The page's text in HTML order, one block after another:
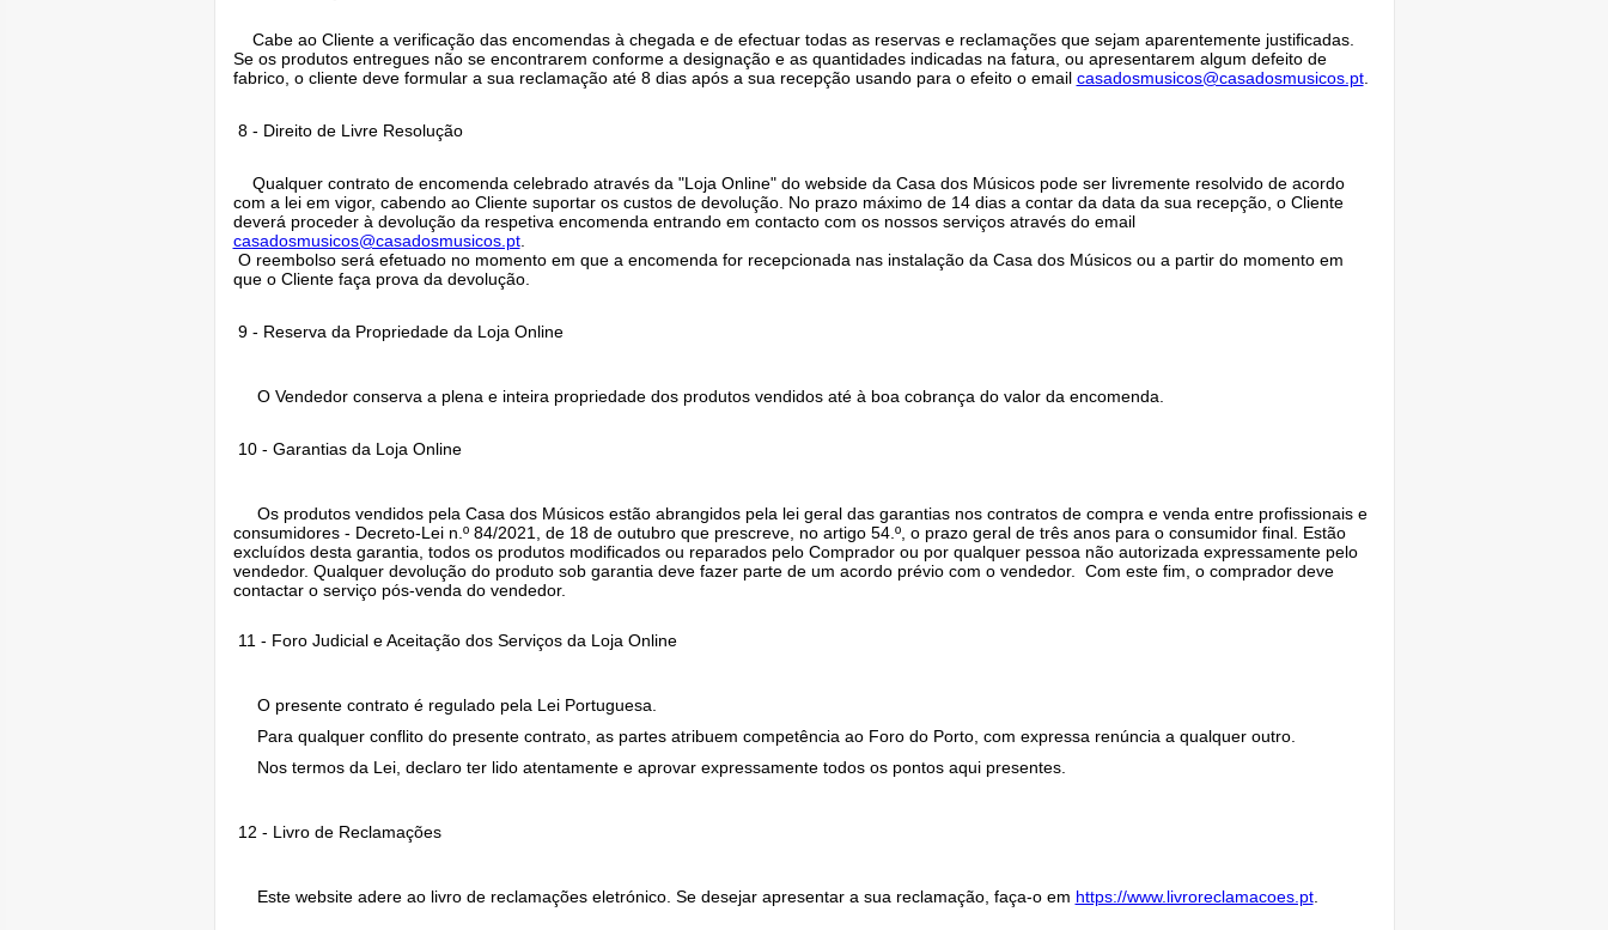
Cabe ao Cliente a verificação das encomendas à chegada e de efectuar todas as reservas e reclamações que sejam aparentemente justificadas.
Se os produtos entregues não se encontrarem conforme a designação e as quantidades indicadas na fatura, ou apresentarem algum defeito de
fabrico, o cliente deve formular a sua reclamação até 8 dias após a sua recepção usando para o efeito o email casadosmusicos@casadosmusicos.pt.
8 - Direito de Livre Resolução
Qualquer contrato de encomenda celebrado através da "Loja Online" do webside da Casa dos Músicos pode ser livremente resolvido de acordo
com a lei em vigor, cabendo ao Cliente suportar os custos de devolução. No prazo máximo de 14 dias a contar da data da sua recepção, o Cliente
deverá proceder à devolução da respetiva encomenda entrando em contacto com os nossos serviços através do email
casadosmusicos@casadosmusicos.pt.
O reembolso será efetuado no momento em que a encomenda for recepcionada nas instalação da Casa dos Músicos ou a partir do momento em
que o Cliente faça prova da devolução.
9 - Reserva da Propriedade da Loja Online
O Vendedor conserva a plena e inteira propriedade dos produtos vendidos até à boa cobrança do valor da encomenda.
10 - Garantias da Loja Online
Os produtos vendidos pela Casa dos Músicos estão abrangidos pela lei geral das garantias nos contratos de compra e venda entre profissionais e
consumidores - Decreto-Lei n.º 84/2021, de 18 de outubro que prescreve, no artigo 54.º, o prazo geral de três anos para o consumidor final. Estão
excluídos desta garantia, todos os produtos modificados ou reparados pelo Comprador ou por qualquer pessoa não autorizada expressamente pelo
vendedor. Qualquer devolução do produto sob garantia deve fazer parte de um acordo prévio com o vendedor. Com este fim, o comprador deve
contactar o serviço pós-venda do vendedor.
11 - Foro Judicial e Aceitação dos Serviços da Loja Online
O presente contrato é regulado pela Lei Portuguesa.
Para qualquer conflito do presente contrato, as partes atribuem competência ao Foro do Porto, com expressa renúncia a qualquer outro.
Nos termos da Lei, declaro ter lido atentamente e aprovar expressamente todos os pontos aqui presentes.
12 - Livro de Reclamações
Este website adere ao livro de reclamações eletrónico. Se desejar apresentar a sua reclamação, faça-o em https://www.livroreclamacoes.pt.